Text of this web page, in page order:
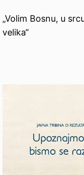
„Volim Bosnu, u
velika“